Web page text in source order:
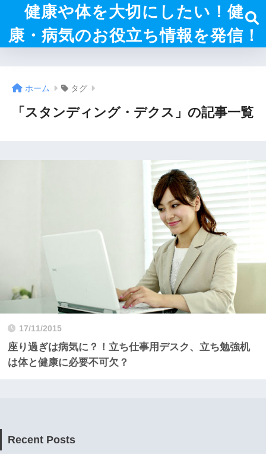
健康や体を大切にしたい！健
康・病気のお役立ち情報を発信！
ホーム タグ
「スタンディング・デクス」の記事一覧
17/11/2015
座り過ぎは病気に？！立ち仕事用デスク、立ち勉強机
は体と健康に必要不可欠？
Recent Posts